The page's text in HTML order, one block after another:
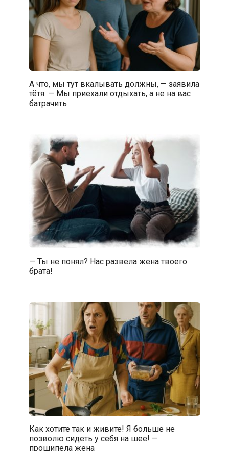
А что, мы тут вкалывать должны, — заявила
тётя. — Мы приехали отдыхать, а не на вас
батрачить
— Ты не понял? Нас развела жена твоего
брата!
Как хотите так и живите! Я больше не
позволю сидеть у себя на шее! —
прошипела жена